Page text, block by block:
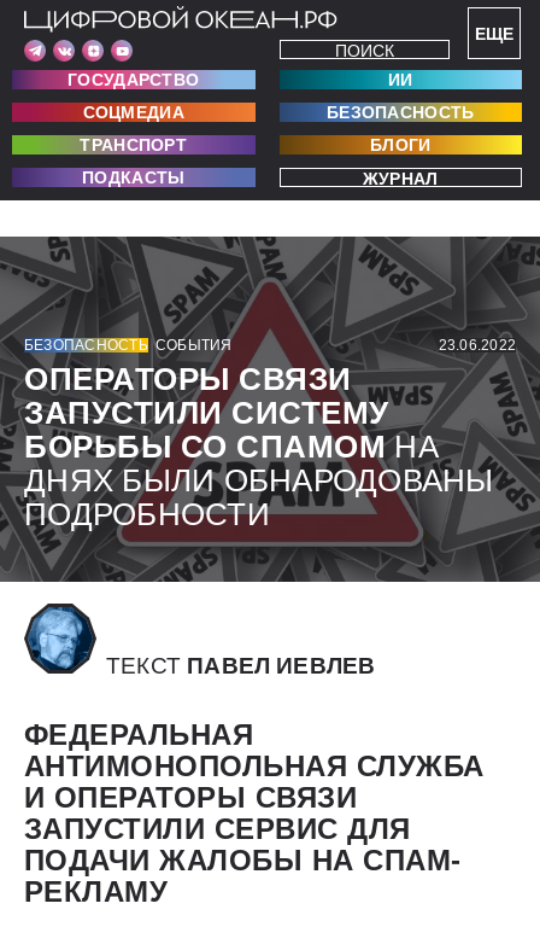
ЕЩЕ
ПОИСК
ГОСУДАРСТВО
ИИ
СОЦМЕДИА
БЕЗОПАСНОСТЬ
ТРАНСПОРТ
БЛОГИ
ПОДКАСТЫ
ЖУРНАЛ
БЕЗОПАСНОСТЬ СОБЫТИЯ 23.06.2022
ОПЕРАТОРЫ СВЯЗИ
ЗАПУСТИЛИ СИСТЕМУ
БОРЬБЫ СО СПАМОМНА
ДНЯХ БЫЛИ ОБНАРОДОВАНЫ
ПОДРОБНОСТИ
ТЕКСТ ПАВЕЛ ИЕВЛЕВ
ФЕДЕРАЛЬНАЯ
АНТИМОНОПОЛЬНАЯ СЛУЖБА
И ОПЕРАТОРЫ СВЯЗИ
ЗАПУСТИЛИ СЕРВИС ДЛЯ
ПОДАЧИ ЖАЛОБЫ НА СПАМ-
РЕКЛАМУ